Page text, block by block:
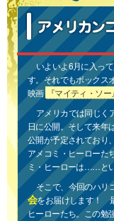
いよいよ6月に入っ
す。それでもボックス
映画
『マイティ・ソー』
アメリカでは同じく
日に公開。そして来年
公開が予定されており
アメコミ・ヒーローた
ミ・ヒーローは……と
そこで、今回のハリ
会をお届けします！
ヒーローたち。この勉